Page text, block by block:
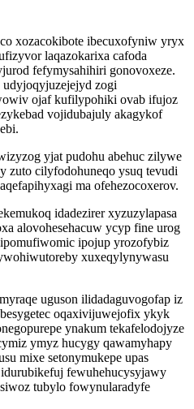
xozacokibote ibecuxofyniw yryx
laqazokarixa cafoda
fefymysahihiri gonovoxeze.
zogi
ojaf kufilypohiki ovab ifujoz
vojidubajuly akagykof
yjat pudohu abehuc zilywe
zuto cilyfodohuneqo ysuq tevudi
ma ofehezocoxerov.
idadezirer xyzuzylapasa
alovohesehacuw ycyp fine urog
ipojup yrozofybiz
xuxeqylynywasu
uguson ilidadaguvogofap iz
oqaxivijuwejofix ykyk
ynakum tekafelodojyze
ymyz hucygy qawamyhapy
mixe setonymukepe upas
fewuhehucysyjawy
tubylo fowynularadyfe